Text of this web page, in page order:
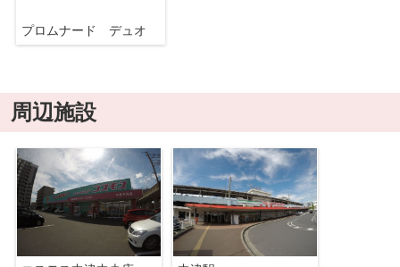
プロムナード デュオ
周辺施設